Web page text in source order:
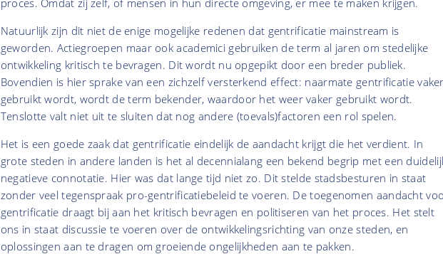
Natuurlijk zijn dit niet de enige mogelijke redenen dat gentrificatie mainstream is
geworden. Actiegroepen maar ook academici gebruiken de term al jaren om stedelijke
ontwikkeling kritisch te bevragen. Dit wordt nu opgepikt door een breder publiek.
Bovendien is hier sprake van een zichzelf versterkend effect: naarmate gentrificatie vaker
gebruikt wordt, wordt de term bekender, waardoor het weer vaker gebruikt wordt.
Tenslotte valt niet uit te sluiten dat nog andere (toevals)factoren een rol spelen.
Het is een goede zaak dat gentrificatie eindelijk de aandacht krijgt die het verdient. In
grote steden in andere landen is het al decennialang een bekend begrip met een
negatieve connotatie. Hier was dat lange tijd niet zo. Dit stelde stadsbesturen in staat
zonder veel tegenspraak pro-gentrificatiebeleid te voeren. De toegenomen aandacht
gentrificatie draagt bij aan het kritisch bevragen en politiseren van het proces. Het stelt
ons in staat discussie te voeren over de ontwikkelingsrichting van onze steden, en
oplossingen aan te dragen om groeiende ongelijkheden aan te pakken.